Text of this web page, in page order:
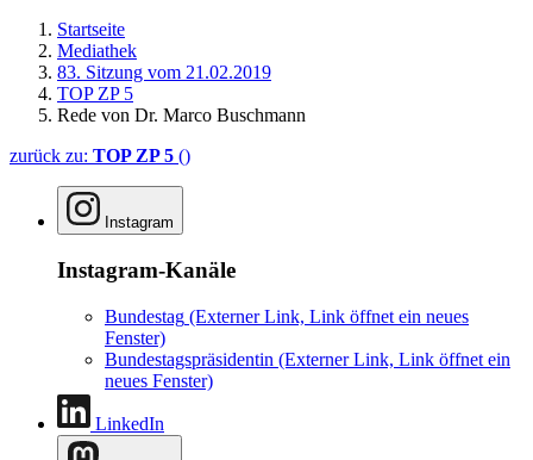
Startseite
Mediathek
83. Sitzung vom 21.02.2019
TOP ZP 5
Rede von Dr. Marco Buschmann
zurück zu: TOP ZP 5 ()
Instagram
Instagram-Kanäle
Bundestag (Externer Link, Link öffnet ein neues
Fenster)
Bundestagspräsidentin (Externer Link, Link öffnet ein
neues Fenster)
LinkedIn